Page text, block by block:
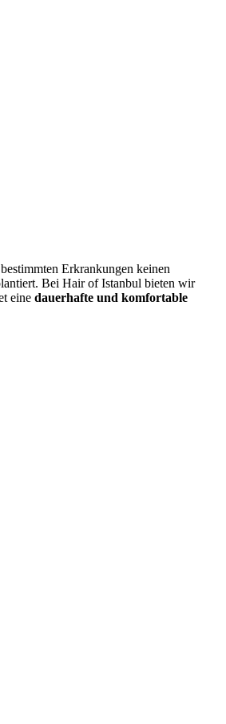
Erkrankungen keinen
Bei Hair of Istanbul bieten wir
eine dauerhafte und komfortable